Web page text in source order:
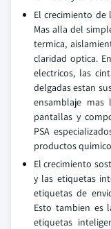
El crecimiento de
Mas alla del
termica,
claridad optica.
electricos, las
delgadas estan
ensamblaje
pantallas y
PSA
productos
El crecimiento
y las etiquetas
etiquetas de
Esto tambien es
etiquetas